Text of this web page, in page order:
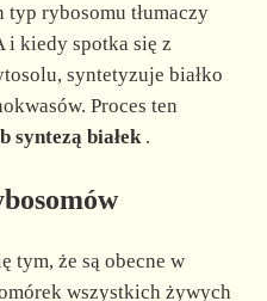
rybosomu tłumaczy
i kiedy spotka się z
syntetyzuje białko
Proces ten
syntezą białek.
tym, że są obecne w
wszystkich żywych